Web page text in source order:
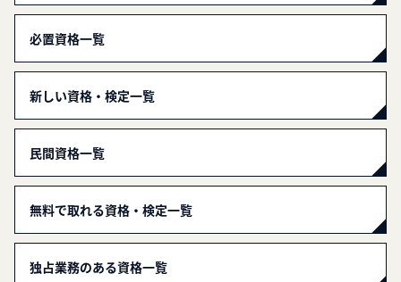
必置資格一覧
新しい資格・検定一覧
民間資格一覧
無料で取れる資格・検定一覧
独占業務のある資格一覧